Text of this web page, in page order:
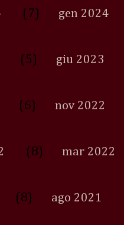
(7) gen 2024
(5) giu 2023
(6) nov 2022
(8) mar 2022
(8) ago 2021